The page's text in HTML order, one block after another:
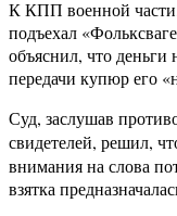
К КПП военной
подъехал
объяснил, что
передачи купюр его
Суд, заслушав
свидетелей, решил,
внимания на слова
взятка